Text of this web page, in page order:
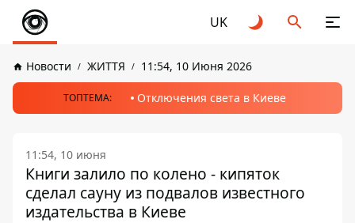
UK
Новости ЖИТТЯ 11:54, 10 Июня 2026
ТОПТЕМА: Отключения света в Киеве
11:54, 10 июня
Книги залило по колено - кипяток
сделал сауну из подвалов известного
издательства в Киеве